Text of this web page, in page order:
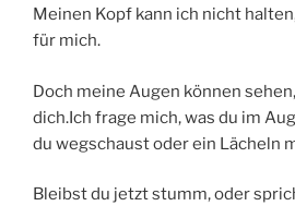
Meinen Kopf kann ich nicht
für mich.
Doch meine Augen können
dich.Ich frage mich, was du im
du wegschaust oder ein Lächeln
Bleibst du jetzt stumm, oder